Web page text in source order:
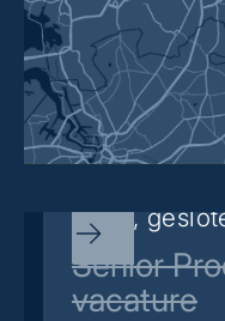
Sorry,
Senior
vacature